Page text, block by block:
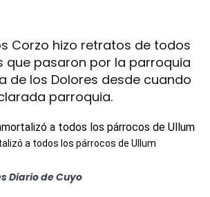
Corzo hizo retratos de todos
que pasaron por la parroquia
de los Dolores desde cuando
parroquia.
a todos los párrocos de Ullum
Diario de Cuyo